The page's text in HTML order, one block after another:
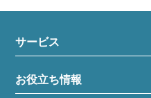
サービス
お役立ち情報